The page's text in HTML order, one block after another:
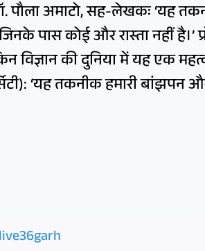
पौला अमाटो, सह-लेखकः ‘यह
पास कोई और रास्ता नहीं है।’
विज्ञान की दुनिया में यह एक
‘यह तकनीक हमारी बांझपन
live36garh